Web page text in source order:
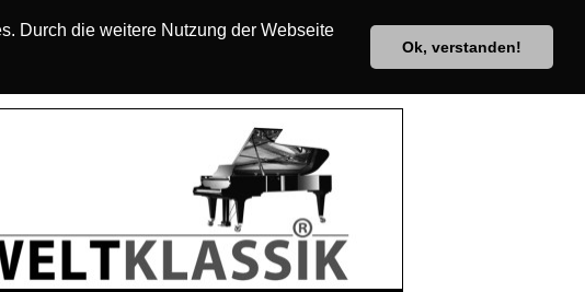
Durch die weitere Nutzung der Webseite
Ok, verstanden!